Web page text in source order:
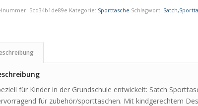
5cd34b1de89e Kategorie: Sporttasche Schlagwort:
für Kinder in der Grundschule entwickelt: Satch
für zubehör/sporttaschen. Mit kindgerechtem